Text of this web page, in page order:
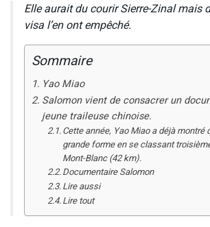
Elle aurait du courir Sierre-Zinal mais
visa l’en ont empêché.
Sommaire
Yao Miao
Salomon vient de consacrer un
jeune traileuse chinoise.
Cette année, Yao Miao a déjà montré
grande forme en se classant
Mont-Blanc (42 km).
Documentaire Salomon
Lire aussi
Lire tout